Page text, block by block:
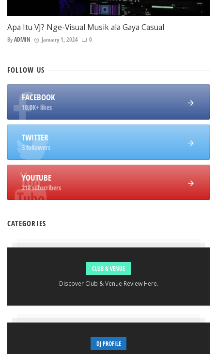
Apa Itu VJ? Nge-Visual Musik ala Gaya Casual
ByADMIN January 1, 2024 0
FOLLOW US
FACEBOOK
10.0K+ likes
TWITTER
3 followers
YOUTUBE
218 subscribers
CATEGORIES
CLUB & VENUE
Discover Club & Venue Review Here.
DJ PROFILE